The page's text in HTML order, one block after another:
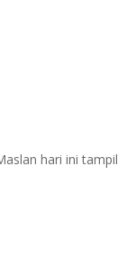
hari ini tampil